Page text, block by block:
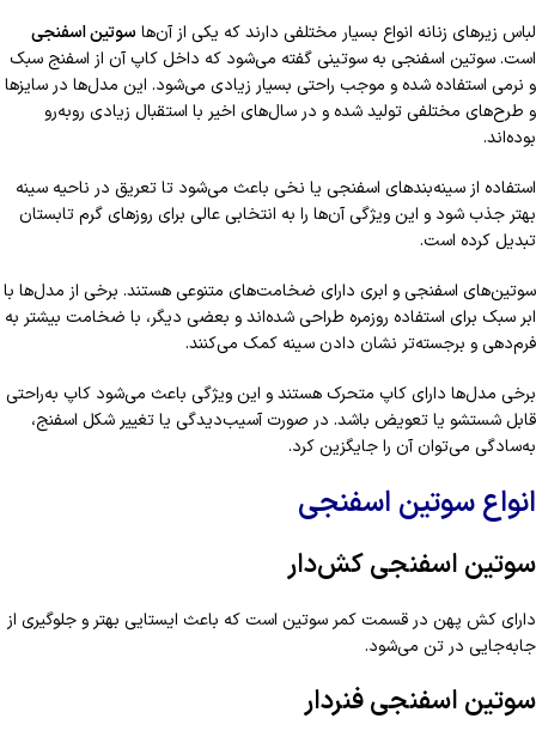
لباس زیرهای زنانه انواع بسیار مختلفی دارند که یکی از آن‌ها سوتین اسفنجی
است. سوتین اسفنجی به سوتینی گفته می‌شود که داخل کاپ آن از اسفنج سبک
و نرمی استفاده شده و موجب راحتی بسیار زیادی می‌شود. این مدل‌ها در سایزها
و طرح‌های مختلفی تولید شده و در سال‌های اخیر با استقبال زیادی روبه‌رو
بوده‌اند.
استفاده از سینه‌بندهای اسفنجی یا نخی باعث می‌شود تا تعریق در ناحیه سینه
بهتر جذب شود و این ویژگی آن‌ها را به انتخابی عالی برای روزهای گرم تابستان
تبدیل کرده است.
سوتین‌های اسفنجی و ابری دارای ضخامت‌های متنوعی هستند. برخی از مدل‌ها با
ابر سبک برای استفاده روزمره طراحی شده‌اند و بعضی دیگر، با ضخامت بیشتر به
فرم‌دهی و برجسته‌تر نشان دادن سینه کمک می‌کنند.
برخی مدل‌ها دارای کاپ متحرک هستند و این ویژگی باعث می‌شود کاپ به‌راحتی
قابل شستشو یا تعویض باشد. در صورت آسیب‌دیدگی یا تغییر شکل اسفنج،
به‌سادگی می‌توان آن را جایگزین کرد.
انواع سوتین اسفنجی
سوتین اسفنجی کش‌دار
دارای کش پهن در قسمت کمر سوتین است که باعث ایستایی بهتر و جلوگیری از
جابه‌جایی در تن می‌شود.
سوتین اسفنجی فنردار